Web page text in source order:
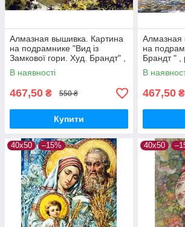
Алмазная вышивка. Картина
на подрамнике "Вид із
Замкової гори. Худ. Брандт" ,
размер 40х50см
В наявності
467,50 ₴ 550 ₴
Купити
Алмазная
на
Брандт " ,
В
467,50 ₴
40х50 –15% 40х50